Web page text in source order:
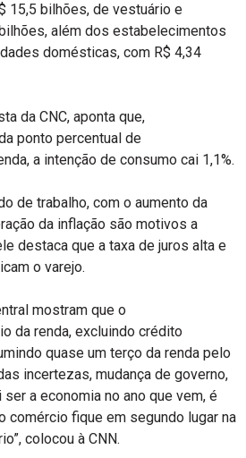
15,5 bilhões, de vestuário e
além dos estabelecimentos
domésticas, com R$ 4,34
da CNC, aponta que,
ponto percentual de
a intenção de consumo cai 1,1%.
de trabalho, com o aumento da
da inflação são motivos a
destaca que a taxa de juros alta e
o varejo.
mostram que o
da renda, excluindo crédito
quase um terço da renda pelo
incertezas, mudança de governo,
a economia no ano que vem, é
comércio fique em segundo lugar na
colocou à CNN.